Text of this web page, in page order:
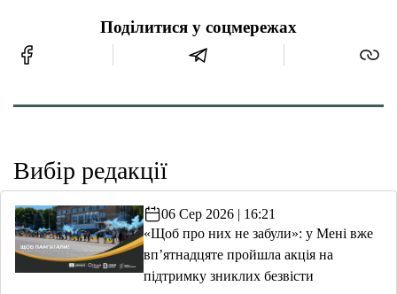
Поділитися у соцмережах
Вибір редакції
06 Сер 2026 | 16:21
«Щоб про них не забули»: у Мені вже
вп’ятнадцяте пройшла акція на
підтримку зниклих безвісти